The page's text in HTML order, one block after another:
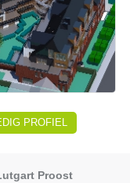
PROFIEL
Proost